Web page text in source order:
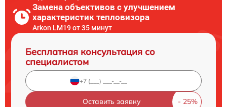
Замена объективов с улучшением
характеристик тепловизора
Arkon LM19 от 35 минут
Бесплатная консультация со
специалистом
Оставить заявку